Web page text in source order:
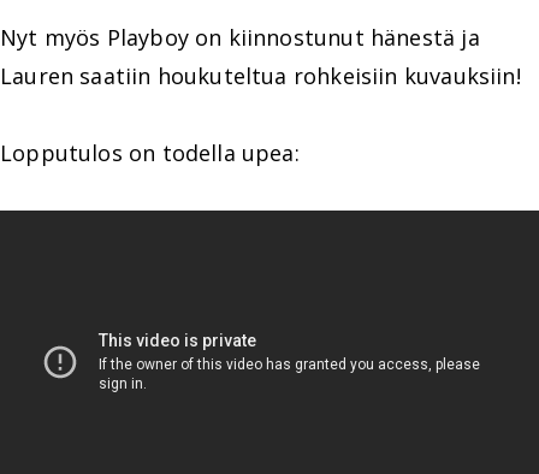
Nyt myös Playboy on kiinnostunut hänestä ja
Lauren saatiin houkuteltua rohkeisiin kuvauksiin!
Lopputulos on todella upea: